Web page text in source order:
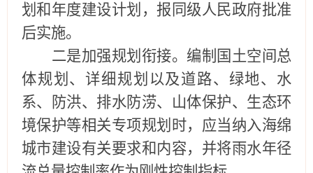
划和年度建设计划，报同级人民政府批准
后实施。
二是加强规划衔接。 编制国土空间总
体规划、详细规划以及道路、绿地、水
系、防洪、排水防涝、山体保护、生态环
境保护等相关专项规划时，应当纳入海绵
城市建设有关要求和内容，并将雨水年径